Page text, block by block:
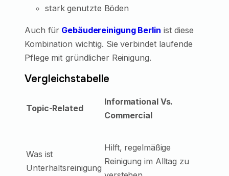
stark genutzte Böden
Auch für Gebäudereinigung Berlin ist diese
Kombination wichtig. Sie verbindet laufende
Pflege mit gründlicher Reinigung.
Vergleichstabelle
Topic-Related
Informational Vs.
Commercial
Was ist
Unterhaltsreinigung
Hilft, regelmäßige
Reinigung im Alltag zu